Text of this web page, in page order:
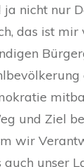
nicht nur
das ist mir
und Ziel
wir
unser